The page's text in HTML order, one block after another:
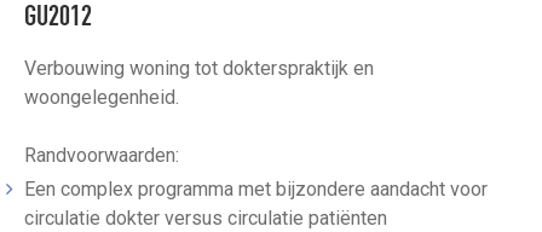
GU2012
Verbouwing woning tot dokterspraktijk en
woongelegenheid.
Randvoorwaarden:
Een complex programma met bijzondere aandacht voor
circulatie dokter versus circulatie patiënten